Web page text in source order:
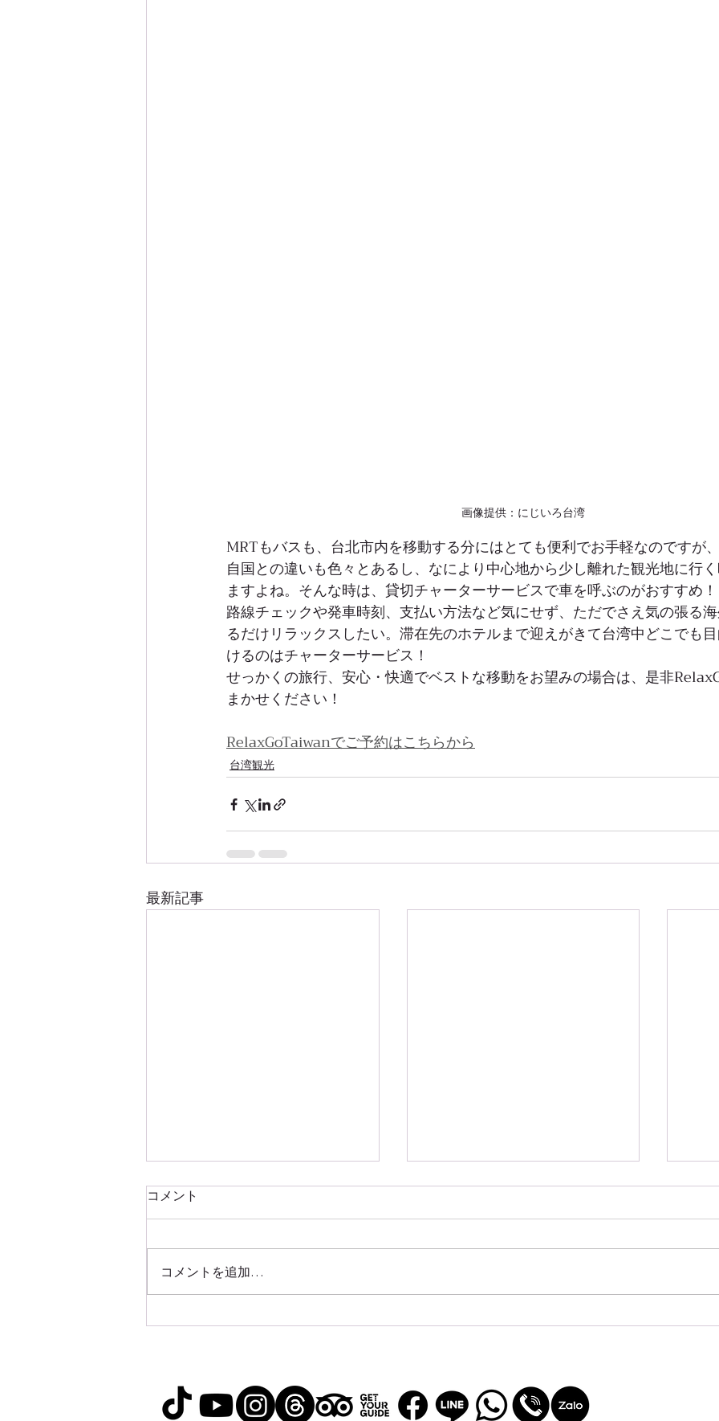
画像提供：にじいろ台湾
MRTもバスも、台北市内を移動する分にはとても便利でお手軽なのですが
自国との違いも色々とあるし、なにより中心地から少し離れた観光地に行
ますよね。そんな時は、貸切チャーターサービスで車を呼ぶのがおすすめ！
路線チェックや発車時刻、支払い方法など気にせず、ただでさえ気の張る
るだけリラックスしたい。滞在先のホテルまで迎えがきて台湾中どこでも
けるのはチャーターサービス！
せっかくの旅行、安心・快適でベストな移動をお望みの場合は、是非
まかせください！
RelaxGoTaiwanでご予約はこちらから
台湾観光
最新記事
台湾離島（澎湖・金門・小琉
台湾旅行で体験したい！本場
台
コメント
コメントを追加…